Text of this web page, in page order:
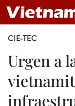
CIE-TEC
Urgen a